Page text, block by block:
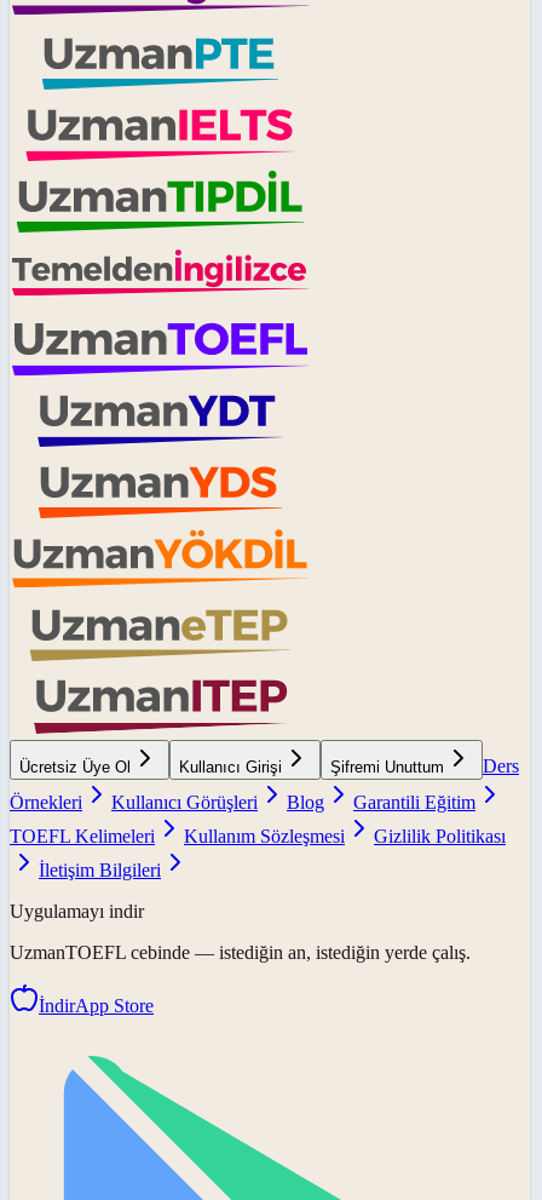
Ücretsiz Üye Ol Kullanıcı Girişi Şifremi Unuttum
Ders
Örnekleri
Kullanıcı Görüşleri Blog
Garantili Eğitim
TOEFL Kelimeleri
Kullanım Sözleşmesi
Gizlilik Politikası
İletişim Bilgileri
Uygulamayı indir
UzmanTOEFL cebinde — istediğin an, istediğin yerde çalış.
İndirApp Store